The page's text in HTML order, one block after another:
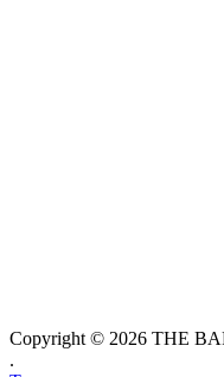
Copyright © 2026 THE
.